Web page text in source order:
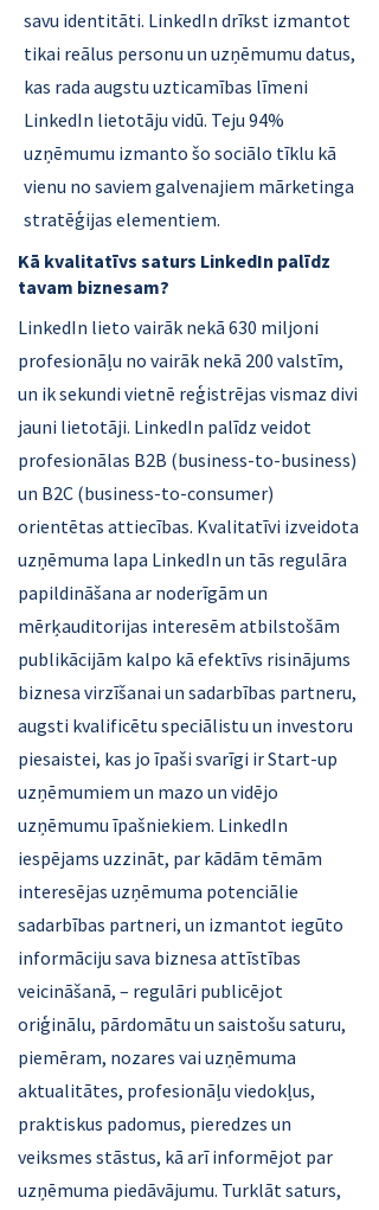
savu identitāti. LinkedIn drīkst izmantot
tikai reālus personu un uzņēmumu datus,
kas rada augstu uzticamības līmeni
LinkedIn lietotāju vidū. Teju 94%
uzņēmumu izmanto šo sociālo tīklu kā
vienu no saviem galvenajiem mārketinga
stratēģijas elementiem.
Kā kvalitatīvs saturs LinkedIn palīdz
tavam biznesam?
LinkedIn lieto vairāk nekā 630 miljoni
profesionāļu no vairāk nekā 200 valstīm,
un ik sekundi vietnē reģistrējas vismaz divi
jauni lietotāji. LinkedIn palīdz veidot
profesionālas B2B (business-to-business)
un B2C (business-to-consumer)
orientētas attiecības. Kvalitatīvi izveidota
uzņēmuma lapa LinkedIn un tās regulāra
papildināšana ar noderīgām un
mērķauditorijas interesēm atbilstošām
publikācijām kalpo kā efektīvs risinājums
biznesa virzīšanai un sadarbības partneru,
augsti kvalificētu speciālistu un investoru
piesaistei, kas jo īpaši svarīgi ir Start-up
uzņēmumiem un mazo un vidējo
uzņēmumu īpašniekiem. LinkedIn
iespējams uzzināt, par kādām tēmām
interesējas uzņēmuma potenciālie
sadarbības partneri, un izmantot iegūto
informāciju sava biznesa attīstības
veicināšanā, – regulāri publicējot
oriģinālu, pārdomātu un saistošu saturu,
piemēram, nozares vai uzņēmuma
aktualitātes, profesionāļu viedokļus,
praktiskus padomus, pieredzes un
veiksmes stāstus, kā arī informējot par
uzņēmuma piedāvājumu. Turklāt saturs,